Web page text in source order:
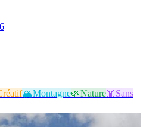
🏔️Montagne🌿Nature📵 Sans